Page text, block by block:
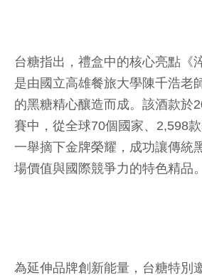
台糖指出，禮盒中的核心亮點《
是由國立高雄餐旅大學陳千浩老
的黑糖精心釀造而成。該酒款於
賽中，從全球70個國家、2,598
一舉摘下金牌榮耀，成功讓傳統
場價值與國際競爭力的特色精品。
為延伸品牌創新能量，台糖特別